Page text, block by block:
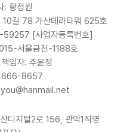
: 황정원
10길 78 가산테라타워 625호
59257 [사업자등록번호]
서울금천-1188호
임자: 주윤정
8657
디지털2로 156, 관악1직영